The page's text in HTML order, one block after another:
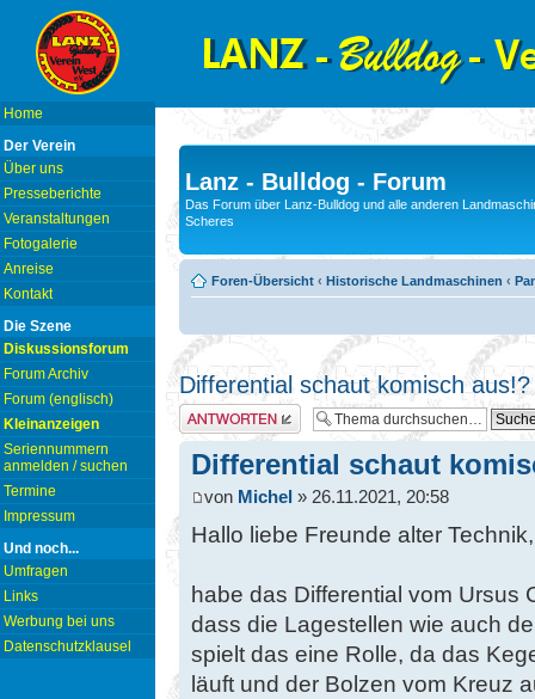
Home
Der Verein
Über uns
Presseberichte
Veranstaltungen
Fotogalerie
Anreise
Kontakt
Die Szene
Diskussionsforum
Forum Archiv
Forum (englisch)
Kleinanzeigen
Seriennummern
anmelden / suchen
Termine
Impressum
Und noch...
Umfragen
Links
Werbung bei uns
Datenschutzklausel
Lanz - Bulldog - Forum
Das Forum über Lanz-Bulldog und alle anderen
Scheres
Foren-Übersicht ‹ Historische Landmaschinen ‹
Differential schaut komisch aus!?
Antwort erstellen
Differential schaut
von Michel » 26.11.2021, 20:58
Hallo liebe Freunde alter Technik,
habe das Differential vom Ursus
dass die Lagestellen wie auch
spielt das eine Rolle, da das
läuft und der Bolzen vom Kreuz